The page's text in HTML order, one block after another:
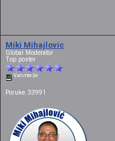
Miki Mihajlovic
Global Moderator
Top poster
Van mreže
Poruke: 33991